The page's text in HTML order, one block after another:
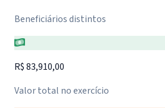
Beneficiários distintos
R$ 83,910,00
Valor total no exercício